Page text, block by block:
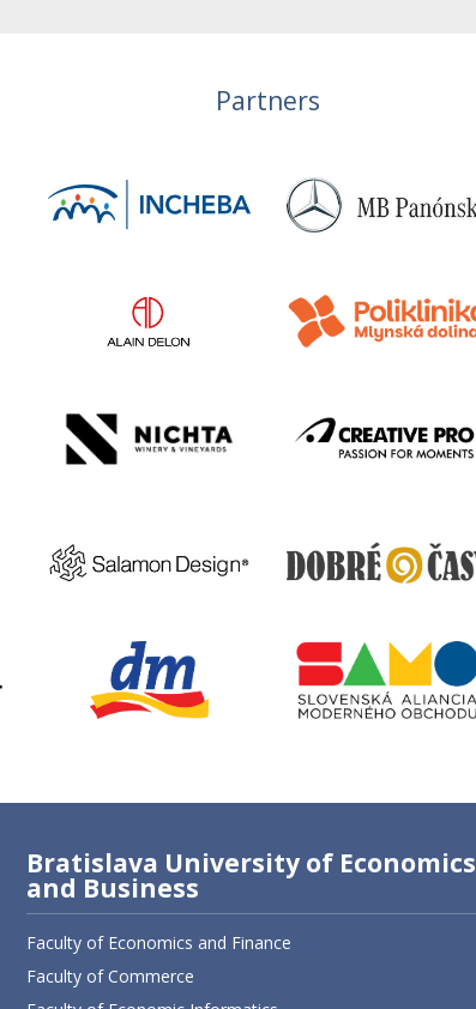
Partners
Bratislava University of Economics
and Business
Faculty of Economics and Finance
Faculty of Commerce